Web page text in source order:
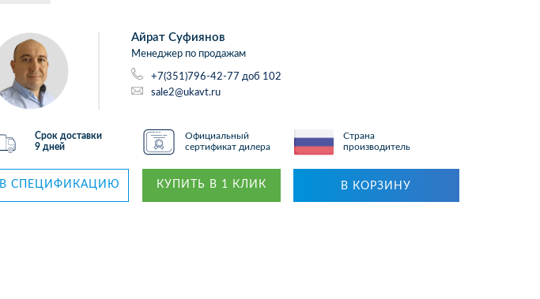
Айрат Суфиянов
Менеджер по продажам
+7(351)796-42-77 доб 102
sale2@ukavt.ru
Срок доставки
9 дней
Официальный
сертификат дилера
Страна
производитель
В СПЕЦИФИКАЦИЮ КУПИТЬ В 1 КЛИК В КОРЗИНУ